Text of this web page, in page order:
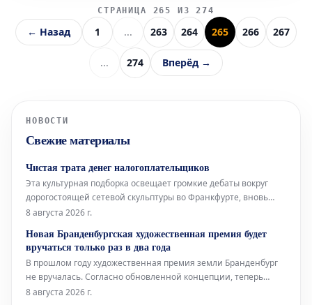
СТРАНИЦА 265 ИЗ 274
← Назад 1 ... 263 264 265 266 267
... 274 Вперёд →
НОВОСТИ
Свежие материалы
Чистая трата денег налогоплательщиков
Эта культурная подборка освещает громкие дебаты вокруг
дорогостоящей сетевой скульптуры во Франкфурте, вновь
открывшуюся Галерею Аполлона в Лувре, культовое
Берлинского Фольксбюне, превращенного во временный
открытый бассейн. Дебаты во
8 августа 2026 г.
Новая Бранденбургская художественная премия будет
вручаться только раз в два года
В прошлом году художественная премия земли Бранденбург
не вручалась. Согласно обновленной концепции, теперь
премия будет присуждаться только раз в два года, и это не
8 августа 2026 г.